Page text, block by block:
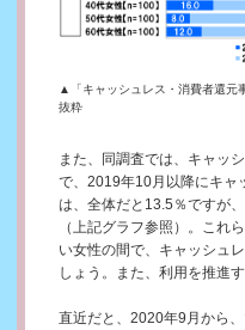
▲「キャッシュレス・消費者還元
抜粋
また、同調査では、キャッ
で、2019年10月以降にキャ
は、全体だと13.5％ですが
（上記グラフ参照）。これ
い女性の間で、キャッシュ
しょう。また、利用を推進
直近だと、2020年9月から